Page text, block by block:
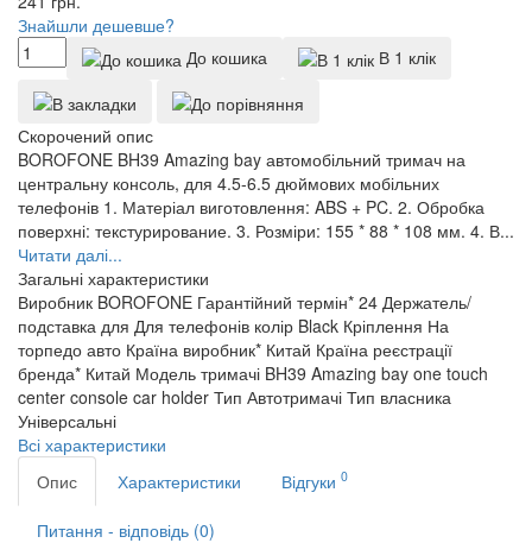
Знайшли дешевше?
До кошика
В 1 клік
Скорочений опис
BOROFONE BH39 Amazing bay автомобільний тримач на
центральну консоль, для 4.5-6.5 дюймових мобільних
телефонів 1. Матеріал виготовлення: ABS + PC. 2. Обробка
поверхні: текстурирование. 3. Розміри: 155 * 88 * 108 мм. 4. В...
Читати далі...
Загальні характеристики
Виробник BOROFONE Гарантійний термін* 24 Держатель/
подставка для Для телефонів колір Black Кріплення На
торпедо авто Країна виробник* Китай Країна реєстрації
бренда* Китай Модель тримачі BH39 Amazing bay one touch
center console car holder Тип Автотримачі Тип власника
Універсальні
Всі характеристики
Опис
Характеристики Відгуки 0
Питання - відповідь (0)